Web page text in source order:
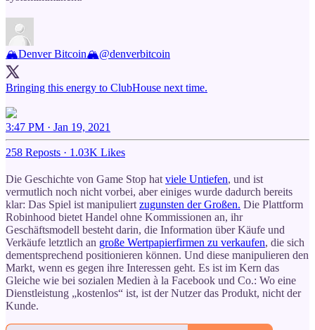
🏔Denver Bitcoin🏔@denverbitcoin
Bringing this energy to ClubHouse next time.
3:47 PM · Jan 19, 2021
258 Reposts · 1.03K Likes
Die Geschichte von Game Stop hat viele Untiefen, und ist
vermutlich noch nicht vorbei, aber einiges wurde dadurch bereits
klar: Das Spiel ist manipuliert zugunsten der Großen. Die Plattform
Robinhood bietet Handel ohne Kommissionen an, ihr
Geschäftsmodell besteht darin, die Information über Käufe und
Verkäufe letztlich an große Wertpapierfirmen zu verkaufen, die sich
dementsprechend positionieren können. Und diese manipulieren den
Markt, wenn es gegen ihre Interessen geht. Es ist im Kern das
Gleiche wie bei sozialen Medien à la Facebook und Co.: Wo eine
Dienstleistung „kostenlos“ ist, ist der Nutzer das Produkt, nicht der
Kunde.